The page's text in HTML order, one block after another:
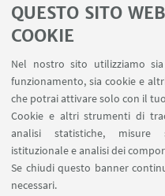
QUESTO SITO
COOKIE
Nel nostro sito utilizziamo
funzionamento, sia cookie e
che potrai attivare solo con il
Cookie e altri strumenti di
analisi statistiche, misure
istituzionale e analisi dei
Se chiudi questo banner
necessari.
Area
U-
Proxy:
InfoPoint